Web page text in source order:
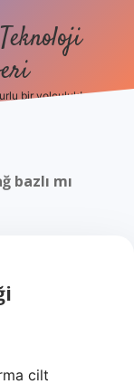
bir yolculuk!
bazlı mı
cilt